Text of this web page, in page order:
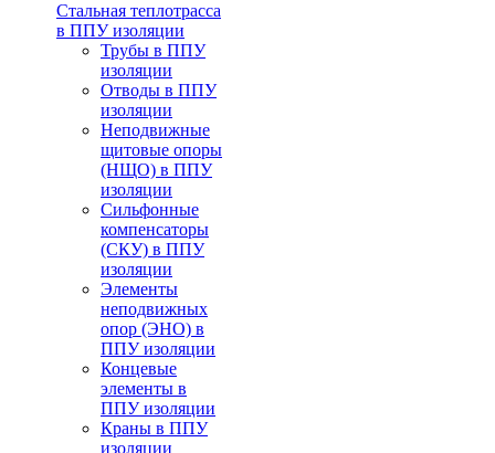
Стальная теплотрасса
в ППУ изоляции
Трубы в ППУ
изоляции
Отводы в ППУ
изоляции
Неподвижные
щитовые опоры
(НЩО) в ППУ
изоляции
Cильфонные
компенсаторы
(СКУ) в ППУ
изоляции
Элементы
неподвижных
опор (ЭНО) в
ППУ изоляции
Концевые
элементы в
ППУ изоляции
Краны в ППУ
изоляции